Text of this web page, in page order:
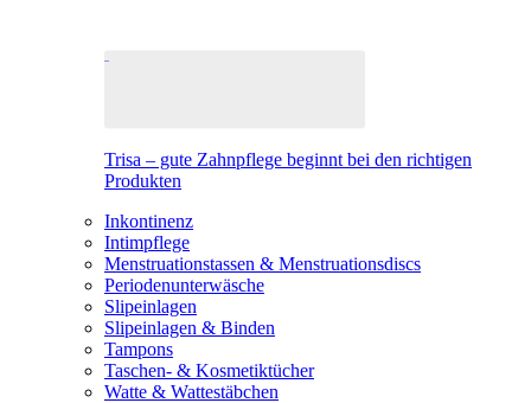
Trisa – gute Zahnpflege beginnt bei den richtigen
Produkten
Inkontinenz
Intimpflege
Menstruationstassen & Menstruationsdiscs
Periodenunterwäsche
Slipeinlagen
Slipeinlagen & Binden
Tampons
Taschen- & Kosmetiktücher
Watte & Wattestäbchen